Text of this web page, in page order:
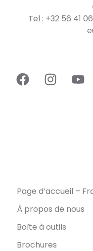
Tel : +32 56 41
Page d’accueil –
À propos de nous
Boîte à outils
Brochures